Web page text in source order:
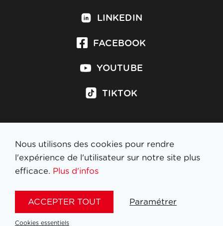
LINKEDIN
FACEBOOK
YOUTUBE
TIKTOK
S'inscrire à la newsletter
Nous utilisons des cookies pour rendre
l'expérience de l'utilisateur sur notre site plus
efficace. Plus d'infos
ACCEPTER TOUT Paramétrer
Cookies essentiels